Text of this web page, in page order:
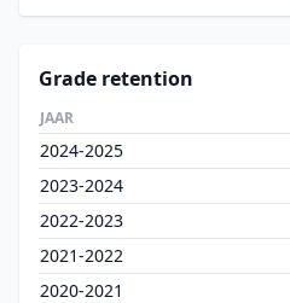
Grade retention
JAAR
2024-2025
2023-2024
2022-2023
2021-2022
2020-2021